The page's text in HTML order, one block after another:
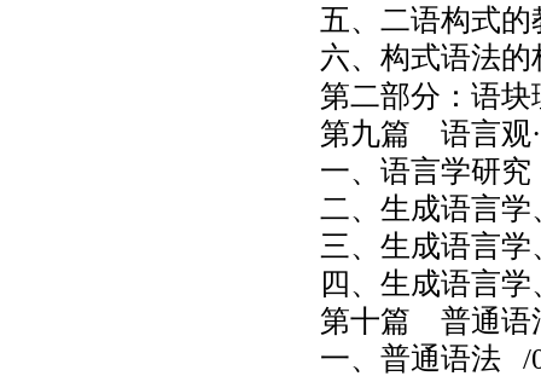
五、二语构式的
六、构式语法
第二部分：语
第九篇 语言观
一、语言学研究
二、生成语言
三、生成语言
四、生成语言
第十篇 普通语
一、普通语法 /